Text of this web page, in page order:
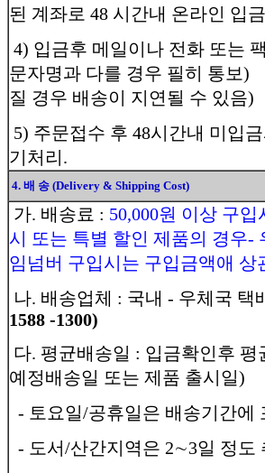
된 계좌로 48 시간내 온라인 입금
4) 입금후 메일이나 전화 또는
문자명과 다를 경우 필히 통
질 경우 배송이 지연될 수 있음)
5) 주문접수 후 48시간내 미입
기처리.
4. 배 송 (Delivery & Shipping Cost)
가. 배송료 : 50,000원 이상 구
시 또는 특별 할인 제품의 경우-
임넘버 구입시는 구입금액애 상
나. 배송업체 : 국내 - 우체국 택
1588 -1300)
다. 평균배송일 : 입금확인후
예정배송일 또는 제품 출시일)
- 토요일/공휴일은 배송기간에
- 도서/산간지역은 2∼3일 정도